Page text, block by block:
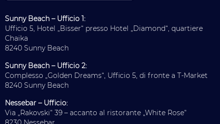
Sunny Beach – Ufficio 1:
Ufficio 5, Hotel „Bisser“ presso Hotel „Diamond“, quartiere
Chaika
8240 Sunny Beach
Sunny Beach – Ufficio 2:
Complesso „Golden Dreams“, Ufficio 5, di fronte a T-Market
8240 Sunny Beach
Nessebar – Ufficio:
Via „Rakovski“ 39 – accanto al ristorante „White Rose“